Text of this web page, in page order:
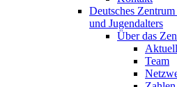
Deutsches
und Jugendalters
Über das
Team